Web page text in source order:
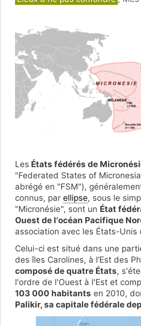
Les États fédérés de
"Federated States of
abrégé en "FSM"),
connus, par ellipse, sous le
"Micronésie", sont un État
Ouest de l'océan Pacifique
association avec les États-Unis
Celui-ci est situé dans une
des îles Carolines, à l’Est des
composé de quatre États,
l'ordre de l'Ouest à l'Est et
103 000 habitants en 2010,
Palikir, sa capitale fédérale